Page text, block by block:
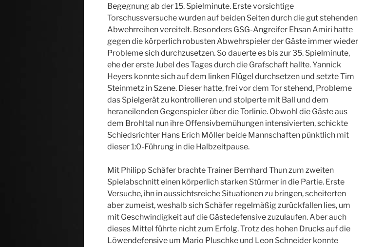
Begegnung ab der 15. Spielminute. Erste vorsichtige
Torschussversuche wurden auf beiden Seiten durch die gut stehenden
Abwehrreihen vereitelt. Besonders GSG-Angreifer Ehsan Amiri hatte
gegen die körperlich robusten Abwehrspieler der Gäste immer wieder
Probleme sich durchzusetzen. So dauerte es bis zur 35. Spielminute,
ehe der erste Jubel des Tages durch die Grafschaft hallte. Yannick
Heyers konnte sich auf dem linken Flügel durchsetzen und setzte Tim
Steinmetz in Szene. Dieser hatte, frei vor dem Tor stehend, Probleme
das Spielgerät zu kontrollieren und stolperte mit Ball und dem
heraneilenden Gegenspieler über die Torlinie. Obwohl die Gäste aus
dem Brohltal nun ihre Offensivbemühungen intensivierten, schickte
Schiedsrichter Hans Erich Möller beide Mannschaften pünktlich mit
dieser 1:0-Führung in die Halbzeitpause.
Mit Philipp Schäfer brachte Trainer Bernhard Thun zum zweiten
Spielabschnitt einen körperlich starken Stürmer in die Partie. Erste
Versuche, ihn in aussichtsreiche Situationen zu bringen, scheiterten
aber zumeist, weshalb sich Schäfer regelmäßig zurückfallen lies, um
mit Geschwindigkeit auf die Gästedefensive zuzulaufen. Aber auch
dieses Mittel führte nicht zum Erfolg. Trotz des hohen Drucks auf die
Löwendefensive um Mario Pluschke und Leon Schneider konnte